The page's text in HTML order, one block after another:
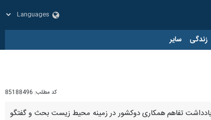
زندگی سایر
کد مطلب: 85188496
یادداشت تفاهم همکاری دوکشور در زمینه محیط زیست بحث و گفتگو